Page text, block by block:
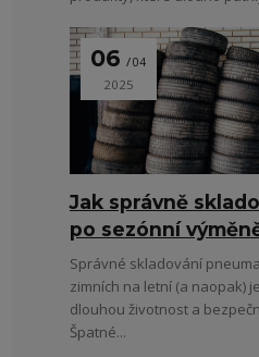
06 04
2025
Jak správně
po sezónní
Správné skladování
zimních na letní (a naopak)
dlouhou životnost a
Špatné...